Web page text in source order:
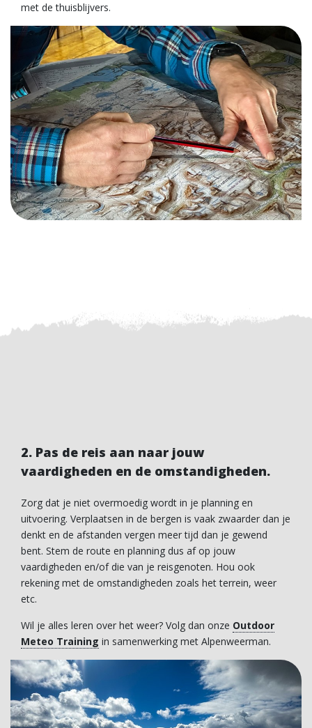
met de thuisblijvers.
2. Pas de reis aan naar jouw
vaardigheden en de omstandigheden.
Zorg dat je niet overmoedig wordt in je planning en
uitvoering. Verplaatsen in de bergen is vaak zwaarder dan je
denkt en de afstanden vergen meer tijd dan je gewend
bent. Stem de route en planning dus af op jouw
vaardigheden en/of die van je reisgenoten. Hou ook
rekening met de omstandigheden zoals het terrein, weer
etc.
Wil je alles leren over het weer? Volg dan onze Outdoor
Meteo Training in samenwerking met Alpenweerman.